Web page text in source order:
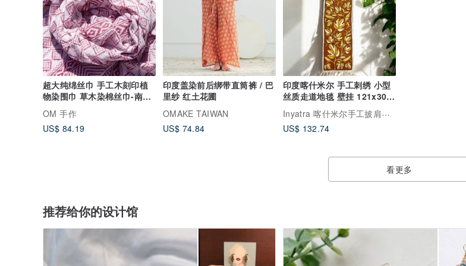
超大纯绵丝巾 手工木刻印植
物染围巾 草木染棉丝巾-南美
洲印地安
OM 手作
US$ 84.19
印度盖染前后绑带直筒裤 / 巴
里纱 红土花圃
OMAKE TAIWAN
US$ 74.84
印度喀什米尔 手工刺绣 小型
丝质走道地毯 壁挂 121x30
— 秋枫
Inyatra 喀什米尔手工披肩及地毯
US$ 132.74
看更多
推荐给你的设计馆